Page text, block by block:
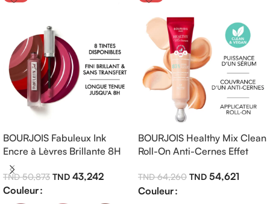
BOURJOIS Fabuleux Ink
Encre à Lèvres Brillante 8H
50,873 43,242
Couleur
BOURJOIS Healthy Mix Clean
Roll-On Anti-Cernes Effet
Regard Reposé
64,260 54,621
Couleur